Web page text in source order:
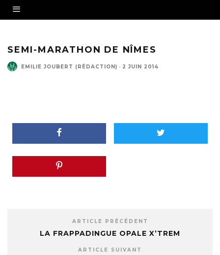
SEMI-MARATHON DE NÎMES
EMILIE JOUBERT (RÉDACTION) · 2 JUIN 2014
ARTICLE PRÉCÉDENT
LA FRAPPADINGUE OPALE X’TREM
ARTICLE SUIVANT